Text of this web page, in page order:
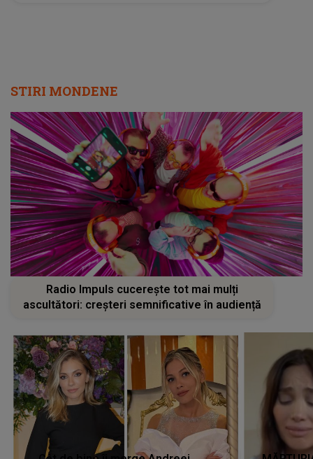
STIRI MONDENE
Radio Impuls cucerește tot mai mulți
ascultători: creșteri semnificative în audiență